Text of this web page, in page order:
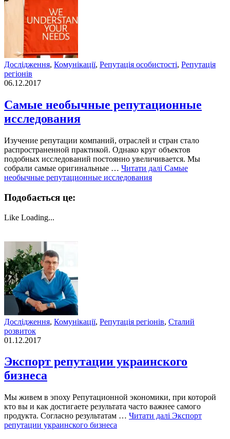
Дослідження, Комунікації, Репутація особистості, Репутація
регіонів
06.12.2017
Самые необычные репутационные
исследования
Изучение репутации компаний, отраслей и стран стало
распространенной практикой. Однако круг объектов
подобных исследований постоянно увеличивается. Мы
собрали самые оригинальные … Читати далі Самые
необычные репутационные исследования
Подобається це:
Like Loading...
Дослідження, Комунікації, Репутація регіонів, Сталий
розвиток
01.12.2017
Экспорт репутации украинского
бизнеса
Мы живем в эпоху Репутационной экономики, при которой
кто вы и как достигаете результата часто важнее самого
продукта. Согласно результатам … Читати далі Экспорт
репутации украинского бизнеса